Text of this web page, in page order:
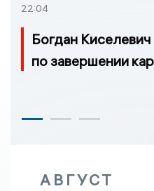
22:04
Богдан
по завершении
АВГУСТ